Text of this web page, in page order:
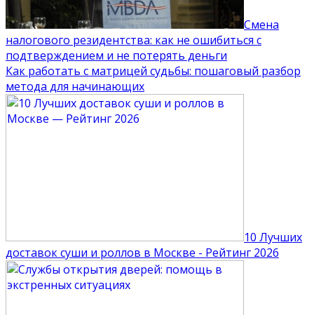
Смена
налогового резидентства: как не ошибиться с
подтверждением и не потерять деньги
Как работать с матрицей судьбы: пошаговый разбор
метода для начинающих
10 Лучших
доставок суши и роллов в Москве - Рейтинг 2026